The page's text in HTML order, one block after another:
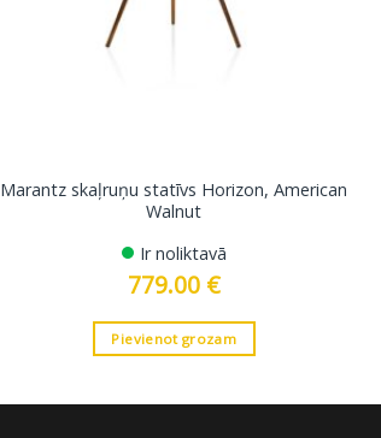
Marantz skaļruņu statīvs Horizon, American
Walnut
Ir noliktavā
779.00 €
Pievienot grozam